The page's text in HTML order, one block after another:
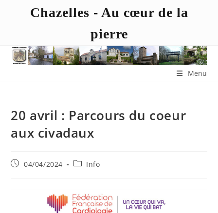
Chazelles - Au cœur de la
pierre
Menu
20 avril : Parcours du coeur
aux civadaux
04/04/2024 Info